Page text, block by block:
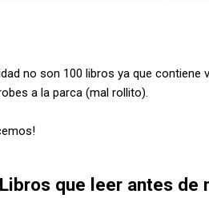
no son 100 libros ya que contiene
a la parca (mal rollito).
que leer antes de